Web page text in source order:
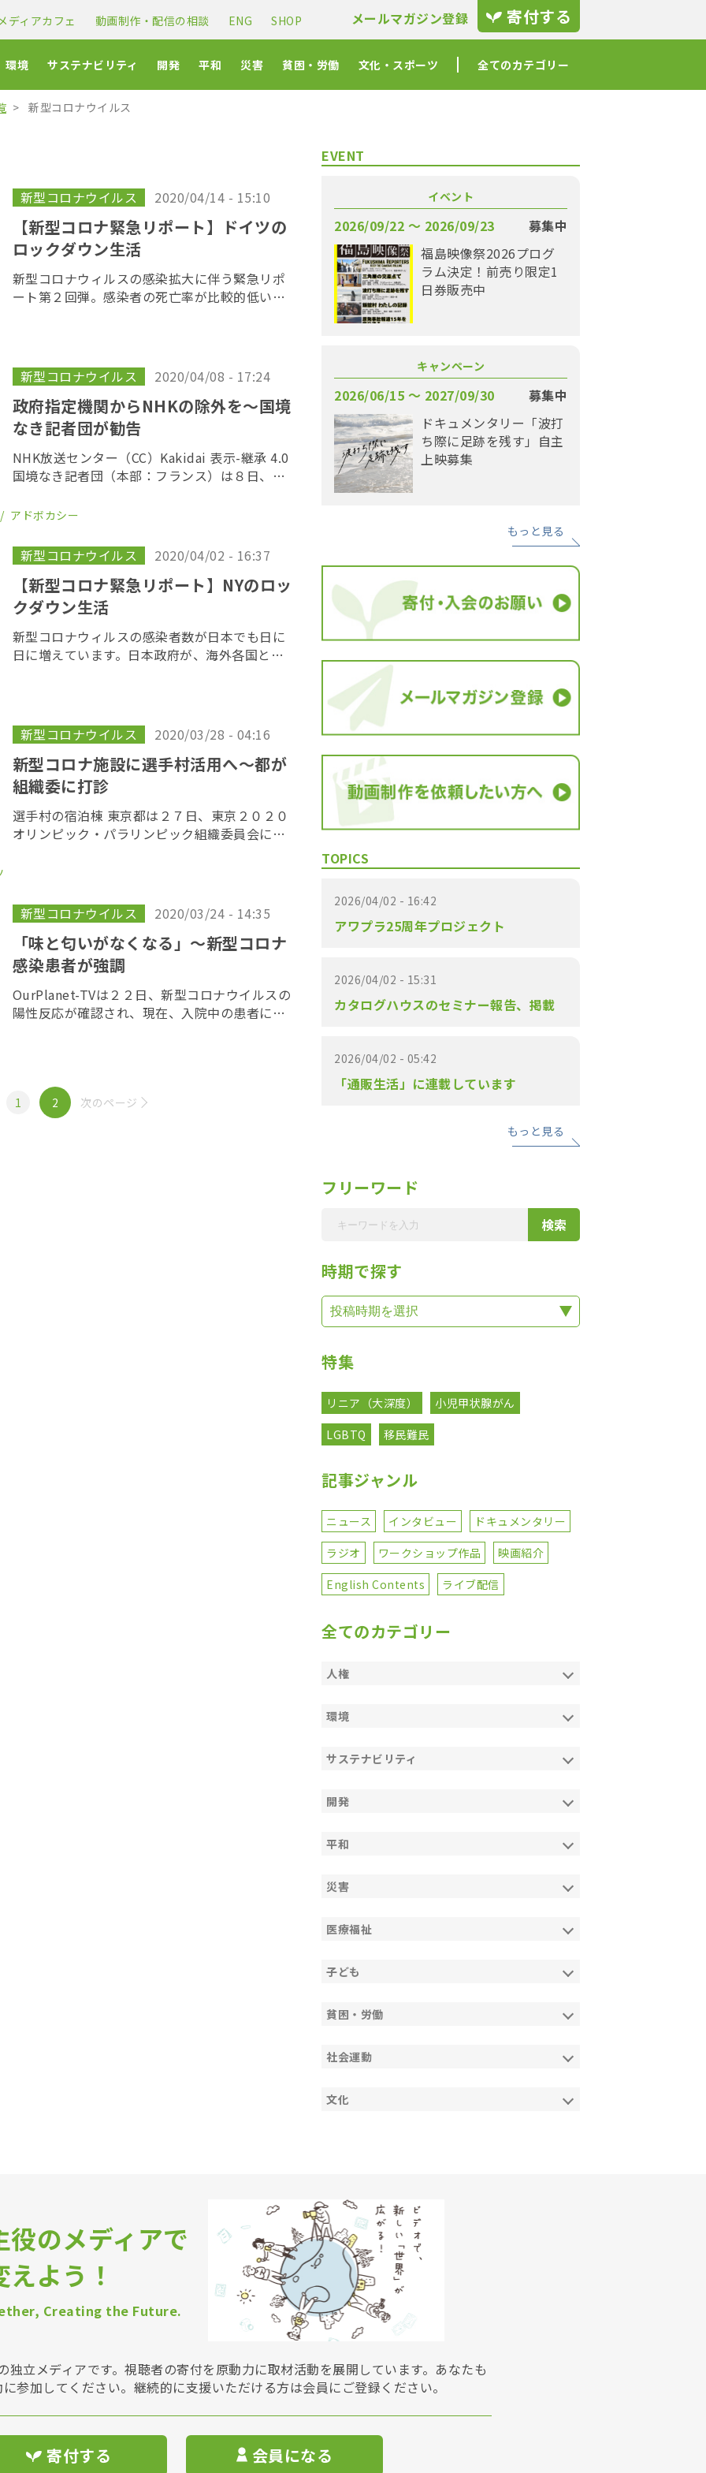
メディアカフェ 動画制作・配信の相談 ENG SHOP メールマガジン登録 寄付する
環境 サステナビリティ 開発 平和 災害 貧困・労働 文化・スポーツ 全てのカテゴリー
新型コロナウイルス
新型コロナウイルス 2020/04/14 - 15:10
【新型コロナ緊急リポート】ドイツの
ロックダウン生活
新型コロナウィルスの感染拡大に伴う緊急リポ
ート第２回弾。感染者の死亡率が比較的低いと
（外出 […]
新型コロナウイルス 2020/04/08 - 17:24
政府指定機関からNHKの除外を〜国境
なき記者団が勧告
NHK放送センター（CC）Kakidai 表示-継承 4.0
国境なき記者団（本部：フランス）は８日、新
「緊急事態宣言」で、日本放送協会（NHK）が
アドボカシー
新型コロナウイルス 2020/04/02 - 16:37
【新型コロナ緊急リポート】NYのロッ
クダウン生活
新型コロナウィルスの感染者数が日本でも日に
日に増えています。日本政府が、海外各国とは
な人と […]
新型コロナウイルス 2020/03/28 - 04:16
新型コロナ施設に選手村活用へ〜都が
組織委に打診
選手村の宿泊棟 東京都は２７日、東京２０２０
オリンピック・パラリンピック組織委員会に対
したこと […]
新型コロナウイルス 2020/03/24 - 14:35
「味と匂いがなくなる」〜新型コロナ
感染患者が強調
OurPlanet-TVは２２日、新型コロナウイルスの
陽性反応が確認され、現在、入院中の患者に電
1 2 次のページ
EVENT
イベント
2026/09/22 〜 2026/09/23
募集中
福島映像祭2026プログ
ラム決定！前売り限定1
日券販売中
キャンペーン
2026/06/15 〜 2027/09/30
募集中
ドキュメンタリー「波打
ち際に足跡を残す」自主
上映募集
もっと見る
TOPICS
2026/04/02 - 16:42
アワプラ25周年プロジェクト
2026/04/02 - 15:31
カタログハウスのセミナー報告、掲載
2026/04/02 - 05:42
「通販生活」に連載しています
もっと見る
フリーワード
時期で探す
特集
リニア（大深度）
小児甲状腺がん
LGBTQ
移民難民
記事ジャンル
ニュース インタビュー
ドキュメンタリー
ラジオ
ワークショップ作品
映画紹介
English Contents
ライブ配信
全てのカテゴリー
人権
環境
サステナビリティ
開発
平和
災害
医療福祉
子ども
貧困・労働
社会運動
文化
役のメディアで
よう！
Creating the Future.
立メディアです。視聴者の寄付を原動力に取材活動を展開しています。あなたも
参加してください。継続的に支援いただける方は会員にご登録ください。
寄付する 会員になる